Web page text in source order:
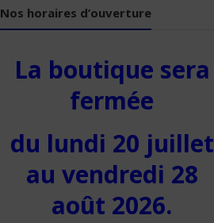
Nos horaires d’ouverture
La boutique sera
fermée
du lundi 20 juillet
au vendredi 28
août 2026.